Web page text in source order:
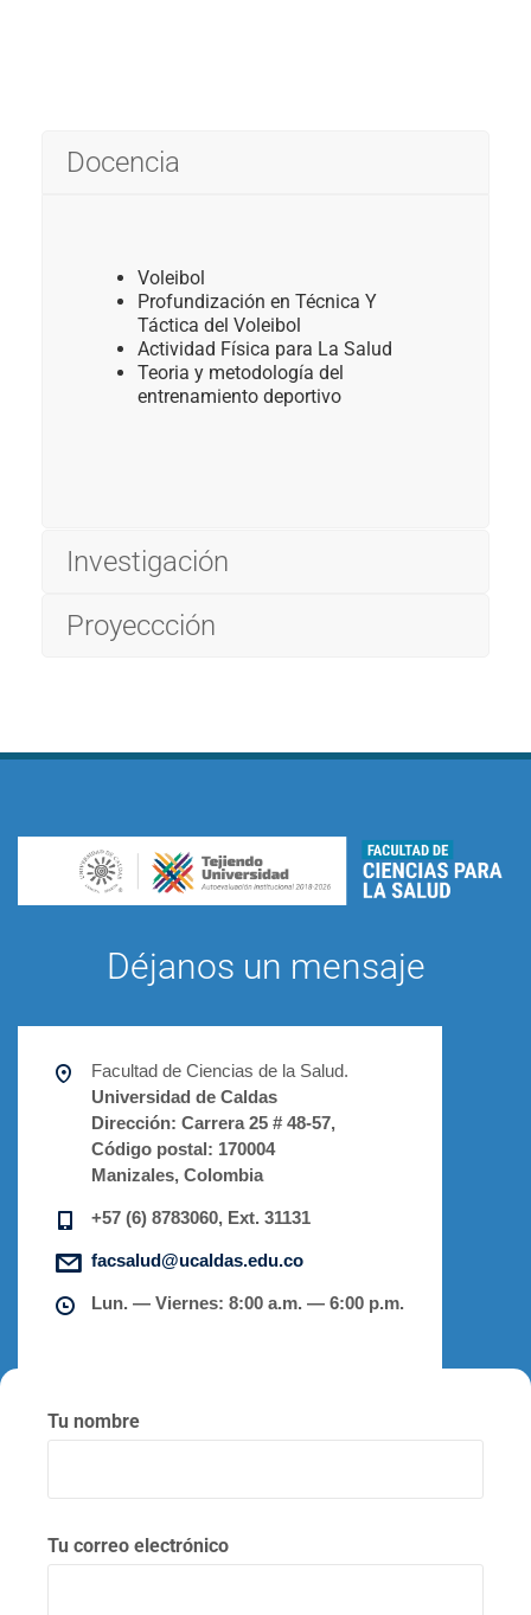
Docencia
Voleibol
Profundización en Técnica Y
Táctica del Voleibol
Actividad Física para La Salud
Teoria y metodología del
entrenamiento deportivo
Investigación
Proyeccción
Déjanos un mensaje
Facultad de Ciencias de la Salud.
Universidad de Caldas
Dirección: Carrera 25 # 48-57,
Código postal: 170004
Manizales, Colombia
+57 (6) 8783060, Ext. 31131
facsalud@ucaldas.edu.co
Lun. — Viernes: 8:00 a.m. — 6:00 p.m.
Tu nombre
Tu correo electrónico